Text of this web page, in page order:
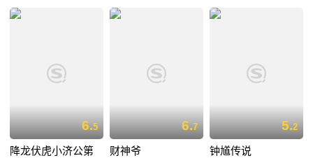
6.5
降龙伏虎小济公第
6.7
财神爷
5.2
钟馗传说